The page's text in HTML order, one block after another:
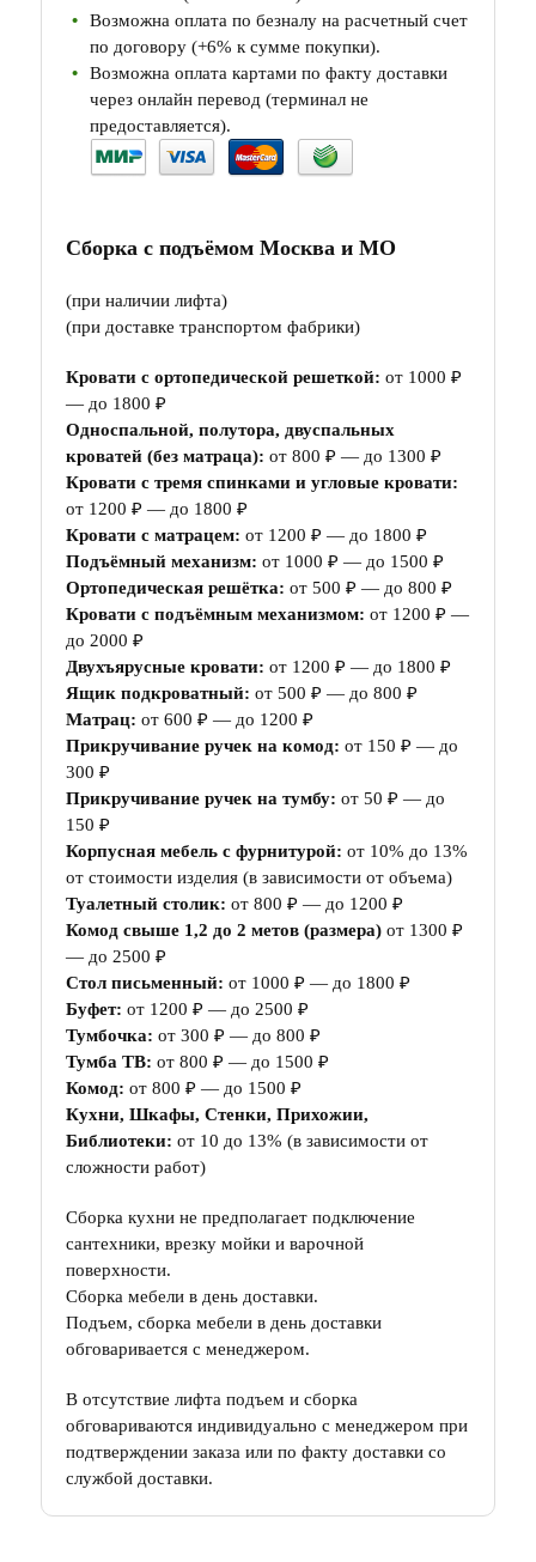
Возможна оплата по безналу на расчетный счет
по договору (+6% к сумме покупки).
Возможна оплата картами по факту доставки
через онлайн перевод (терминал не
предоставляется).
Сборка с подъёмом Москва и МО
(при наличии лифта)
(при доставке транспортом фабрики)
Кровати с ортопедической решеткой: от 1000 ₽
— до 1800 ₽
Односпальной, полутора, двуспальных
кроватей (без матраца): от 800 ₽ — до 1300 ₽
Кровати с тремя спинками и угловые кровати:
от 1200 ₽ — до 1800 ₽
Кровати с матрацем: от 1200 ₽ — до 1800 ₽
Подъёмный механизм: от 1000 ₽ — до 1500 ₽
Ортопедическая решётка: от 500 ₽ — до 800 ₽
Кровати с подъёмным механизмом: от 1200 ₽ —
до 2000 ₽
Двухъярусные кровати: от 1200 ₽ — до 1800 ₽
Ящик подкроватный: от 500 ₽ — до 800 ₽
Матрац: от 600 ₽ — до 1200 ₽
Прикручивание ручек на комод: от 150 ₽ — до
300 ₽
Прикручивание ручек на тумбу: от 50 ₽ — до
150 ₽
Корпусная мебель с фурнитурой: от 10% до 13%
от стоимости изделия (в зависимости от объема)
Туалетный столик: от 800 ₽ — до 1200 ₽
Комод свыше 1,2 до 2 метов (размера) от 1300 ₽
— до 2500 ₽
Стол письменный: от 1000 ₽ — до 1800 ₽
Буфет: от 1200 ₽ — до 2500 ₽
Тумбочка: от 300 ₽ — до 800 ₽
Тумба ТВ: от 800 ₽ — до 1500 ₽
Комод: от 800 ₽ — до 1500 ₽
Кухни, Шкафы, Стенки, Прихожии,
Библиотеки: от 10 до 13% (в зависимости от
сложности работ)
Сборка кухни не предполагает подключение
сантехники, врезку мойки и варочной
поверхности.
Сборка мебели в день доставки.
Подъем, сборка мебели в день доставки
обговаривается с менеджером.
В отсутствие лифта подъем и сборка
обговариваются индивидуально с менеджером при
подтверждении заказа или по факту доставки со
службой доставки.